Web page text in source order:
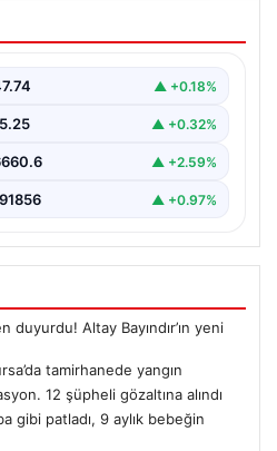
Bursa’da
▲ +0.18%
▲ +0.32%
▲ +2.59%
▲ +0.97%
Altay Bayındır’ın yeni
tamirhanede yangın
12 şüpheli gözaltına alındı
gibi patladı, 9 aylık bebeğin